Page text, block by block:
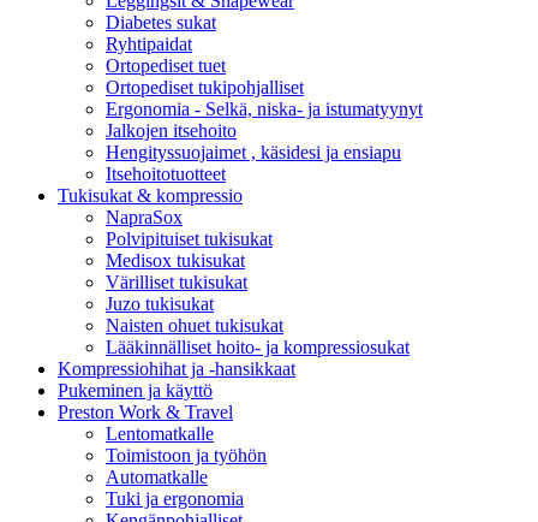
Diabetes sukat
Ryhtipaidat
Ortopediset tuet
Ortopediset tukipohjalliset
Ergonomia - Selkä, niska- ja istumatyynyt
Jalkojen itsehoito
Hengityssuojaimet , käsidesi ja ensiapu
Itsehoitotuotteet
Tukisukat & kompressio
NapraSox
Polvipituiset tukisukat
Medisox tukisukat
Värilliset tukisukat
Juzo tukisukat
Naisten ohuet tukisukat
Lääkinnälliset hoito- ja kompressiosukat
Kompressiohihat ja -hansikkaat
Pukeminen ja käyttö
Preston Work & Travel
Lentomatkalle
Toimistoon ja työhön
Automatkalle
Tuki ja ergonomia